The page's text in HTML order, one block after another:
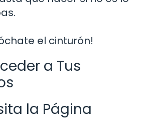
el cinturón!
a Tus
la Página